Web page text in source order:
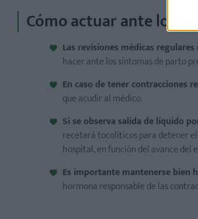
Cómo actuar ante los
Las revisiones médicas
hacer ante los síntomas de parto
En caso de tener contracciones
que acudir al médico.
Si se observa salida de líquido
recetará tocolíticos para detener el
hospital, en función del avance
Es importante mantenerse bien
hormona responsable de las